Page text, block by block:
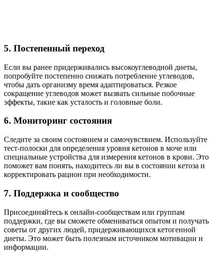
5. Постепенный переход
Если вы ранее придерживались высокоуглеводной диеты,
попробуйте постепенно снижать потребление углеводов,
чтобы дать организму время адаптироваться. Резкое
сокращение углеводов может вызвать сильные побочные
эффекты, такие как усталость и головные боли.
6. Мониторинг состояния
Следите за своим состоянием и самочувствием. Используйте
тест-полоски для определения уровня кетонов в моче или
специальные устройства для измерения кетонов в крови. Это
поможет вам понять, находитесь ли вы в состоянии кетоза и
корректировать рацион при необходимости.
7. Поддержка и сообщество
Присоединяйтесь к онлайн-сообществам или группам
поддержки, где вы сможете обмениваться опытом и получать
советы от других людей, придерживающихся кетогенной
диеты. Это может быть полезным источником мотивации и
информации.